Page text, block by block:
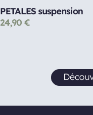
PETALES suspension
24,90 €